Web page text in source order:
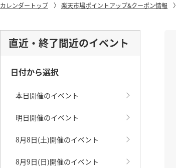
カレンダートップ 楽天市場ポイントアップ&クーポン情報
直近・終了間近のイベント
日付から選択
本日開催のイベント
明日開催のイベント
8月8日(土)開催のイベント
8月9日(日)開催のイベント